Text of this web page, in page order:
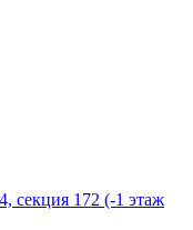
секция 172 (-1 этаж